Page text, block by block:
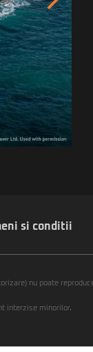
si conditii
nu poate
interzise minorilor.